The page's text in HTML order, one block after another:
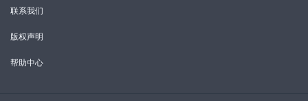
联系我们
版权声明
帮助中心